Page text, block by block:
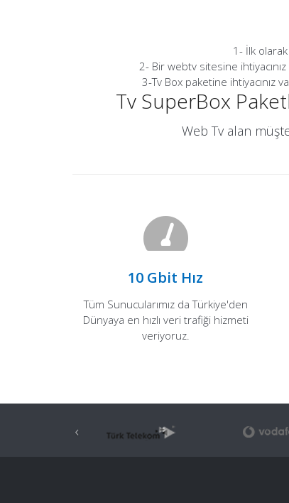
1- İlk
2- Bir webtv sitesine
3-Tv Box paketine
Tv SuperBox
Web Tv alan
10 Gbit Hız
Tüm Sunucularımız da Türkiye'den
Dünyaya en hızlı veri trafiği hizmeti
veriyoruz.
‹